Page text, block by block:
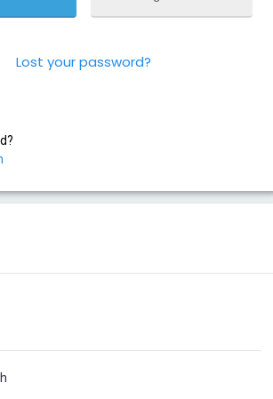
Lost your password?